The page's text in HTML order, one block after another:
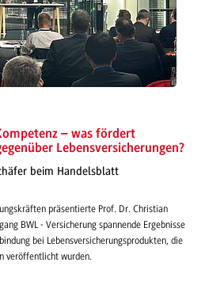
– was fördert
Lebensversicherungen?
beim Handelsblatt
präsentierte Prof. Dr. Christian
BWL - Versicherung spannende Ergebnisse
bei Lebensversicherungsprodukten, die
veröffentlicht wurden.